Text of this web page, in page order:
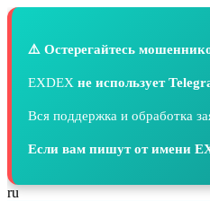
⚠️ Остерегайтесь
EXDEX не использует
Вся поддержка и обработка
Если вам пишут от имени
ru